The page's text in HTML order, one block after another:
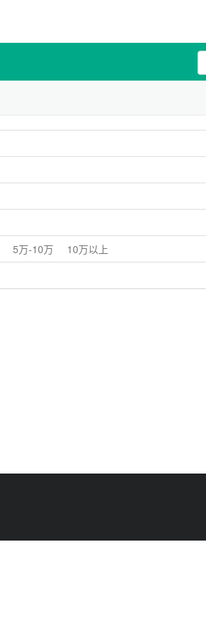
5万-10万
10万以上